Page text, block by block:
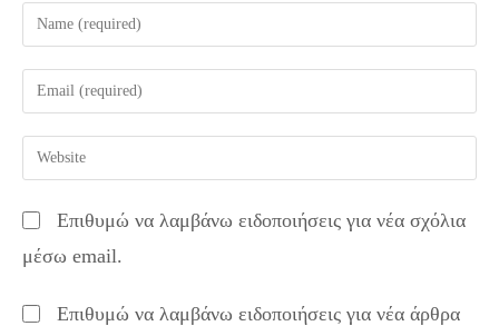
Enter
your
name
comment
Enter
your
email
address
comment
Enter
your
URL
(optional)
Επιθυμώ να λαμβάνω ειδοποιήσεις για νέα σχόλια
μέσω email.
Επιθυμώ να λαμβάνω ειδοποιήσεις για νέα άρθρα